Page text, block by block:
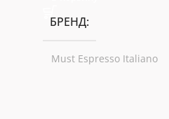
БРЕНД
Must Espresso Italiano